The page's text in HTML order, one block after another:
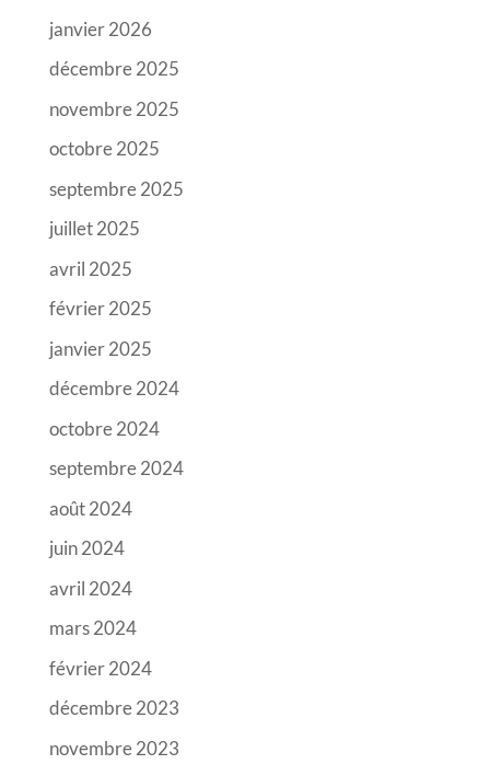
janvier 2026
décembre 2025
novembre 2025
octobre 2025
septembre 2025
juillet 2025
avril 2025
février 2025
janvier 2025
décembre 2024
octobre 2024
septembre 2024
août 2024
juin 2024
avril 2024
mars 2024
février 2024
décembre 2023
novembre 2023